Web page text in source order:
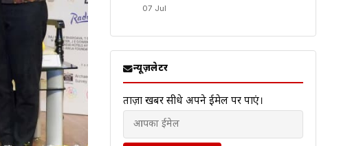
07 Jul
न्यूज़लेटर
ताज़ा खबरें सीधे अपने ईमेल पर पाएं।